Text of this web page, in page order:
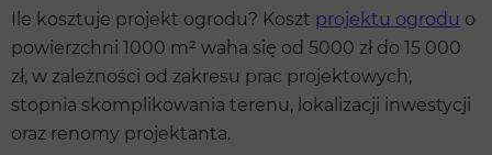
Ile kosztuje projekt ogrodu? Koszt projektu ogrodu o
powierzchni 1000 m² waha się od 5000 zł do 15 000
zł, w zależności od zakresu prac projektowych,
stopnia skomplikowania terenu, lokalizacji inwestycji
oraz renomy projektanta.